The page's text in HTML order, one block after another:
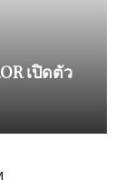
เปิดตัว